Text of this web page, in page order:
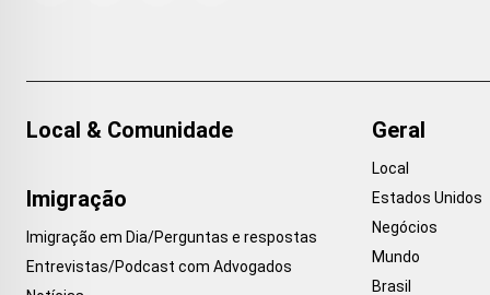
Local & Comunidade
Imigração
Imigração em Dia/Perguntas e respostas
Entrevistas/Podcast com Advogados
Geral
Local
Estados Unidos
Negócios
Mundo
Brasil